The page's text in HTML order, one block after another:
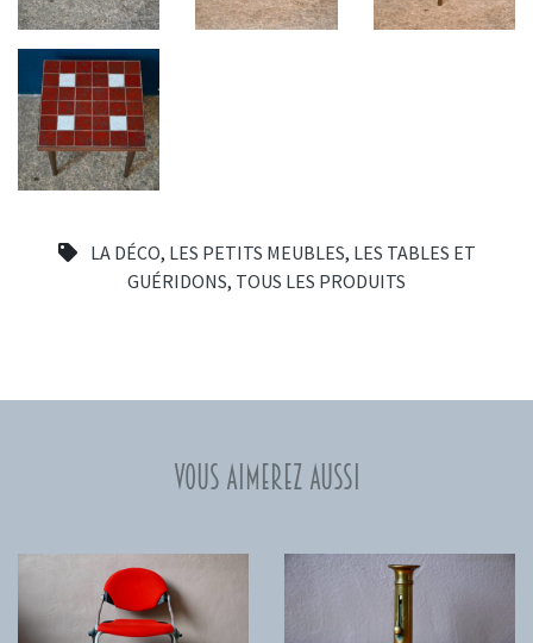
LA DÉCO, LES PETITS MEUBLES, LES TABLES ET
GUÉRIDONS, TOUS LES PRODUITS
Vous aimerez aussi